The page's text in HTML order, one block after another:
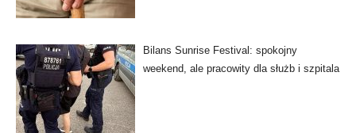
Bilans Sunrise Festival: spokojny
weekend, ale pracowity dla służb i szpitala